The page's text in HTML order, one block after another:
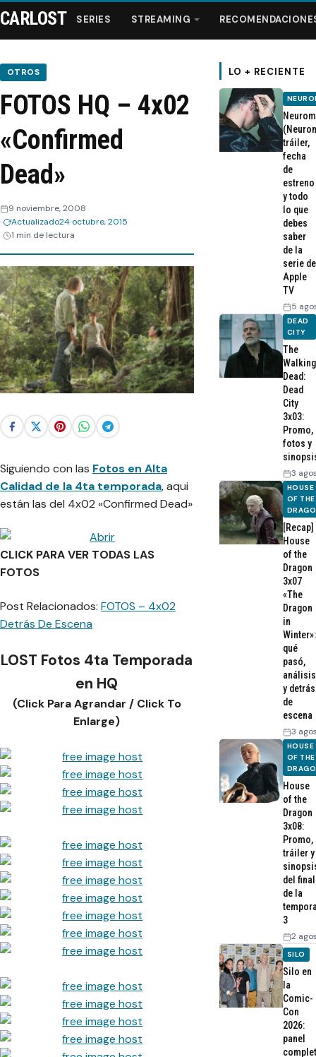
Series
Streaming
Recomendaciones
Videos
Webisodios
CARLOST SERIES STREAMING
OTROS
FOTOS HQ – 4x02
«Confirmed
Dead»
9 noviembre, 2008
Actualizado24 octubre, 2015
1 min de lectura
Siguiendo con las Fotos en Alta
Calidad de la 4ta temporada, aqui
están las del 4x02 «Confirmed Dead»
CLICK PARA VER TODAS LAS
FOTOS
Post Relacionados: FOTOS – 4x02
Detrás De Escena
LOST Fotos 4ta Temporada
en HQ
(Click Para Agrandar / Click To
Enlarge)
LO + RECIENTE
tráiler,
fecha
de
estreno
y todo
lo que
debes
saber
de la
serie de
Apple
TV
5
DEAD
CITY
The
Walking
Dead:
Dead
City
3x03:
Promo,
fotos y
3
HOUSE
OF THE
[Recap]
House
of the
Dragon
3x07
«The
Dragon
in
Winter»:
qué
pasó,
análisis
y detrás
de
escena
3
HOUSE
OF THE
House
of the
Dragon
3x08:
Promo,
tráiler y
del final
de la
3
2
SILO
Silo en
la
Comic-
Con
2026:
panel